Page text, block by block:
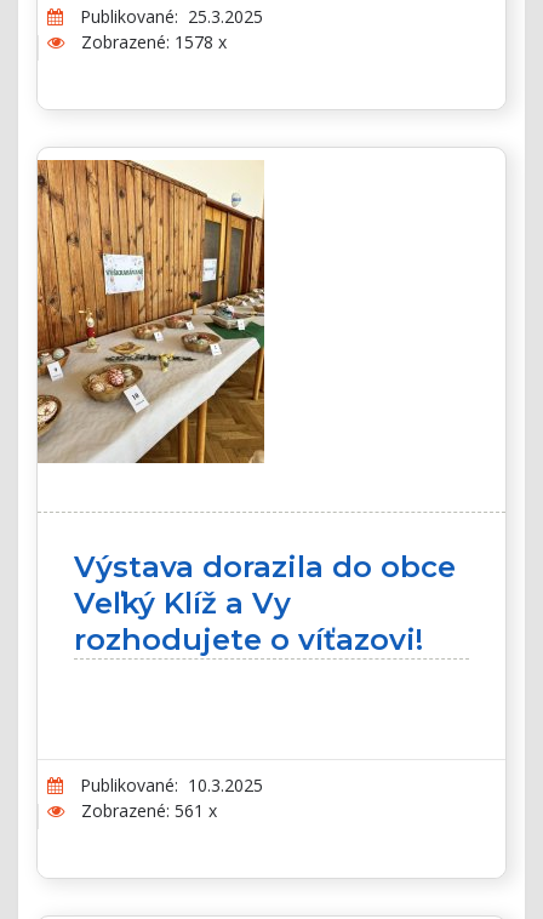
Publikované: 25.3.2025
Zobrazené: 1578 x
Výstava dorazila do obce
Veľký Klíž a Vy
rozhodujete o víťazovi!
Publikované: 10.3.2025
Zobrazené: 561 x